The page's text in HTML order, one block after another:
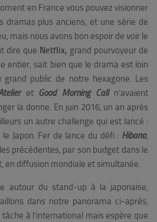
en France vous pouvez visionner
dramas plus anciens, et une série de
mais nous avons bon espoir de voir le
dire que Netflix, grand pourvoyeur de
entier, sait bien que le drama est loin
public de notre hexagone. Les
et Good Morning Call n’avaient
la donne. En juin 2016, un an après
un autre challenge qui est lancé :
Japon. Fer de lance du défi : Hibana,
précédentes, par son budget dans le
en diffusion mondiale et simultanée.
autour du stand-up à la japonaise,
dans notre panorama ci-après,
à l’international mais espère que